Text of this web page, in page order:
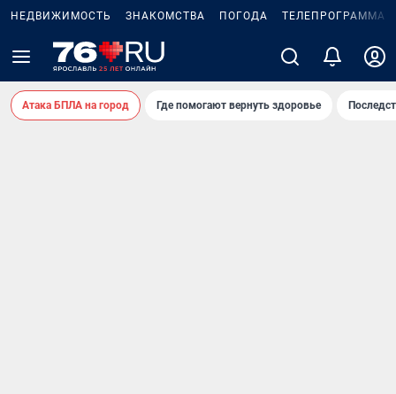
НЕДВИЖИМОСТЬ ЗНАКОМСТВА ПОГОДА ТЕЛЕПРОГРАММА
Атака БПЛА на город Где помогают вернуть здоровье